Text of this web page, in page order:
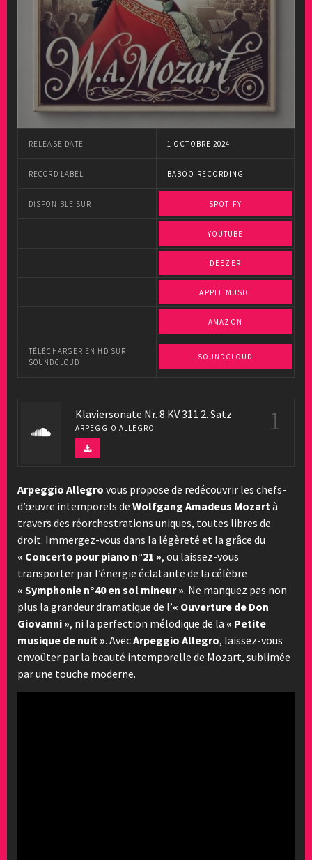
RELEASE DATE 1 OCTOBRE 2024
RECORD LABEL BABOO RECORDING
DISPONIBLE SUR SPOTIFY
YOUTUBE
DEEZER
APPLE MUSIC
AMAZON
TÉLÉCHARGER EN HD SUR
SOUNDCLOUD
SOUNDCLOUD
Klaviersonate Nr. 8 KV 311 2. Satz
ARPEGGIO ALLEGRO 1
Arpeggio Allegro vous propose de redécouvrir les chefs-
d’œuvre intemporels de Wolfgang Amadeus Mozartà
travers des réorchestrations uniques, toutes libres de
droit. Immergez-vous dans la légèreté et la grâce du
« Concerto pour piano n°21 », ou laissez-vous
transporter par l’énergie éclatante de la célèbre
« Symphonie n°40 en sol mineur ». Ne manquez pas non
plus la grandeur dramatique de l’« Ouverture de Don
Giovanni », ni la perfection mélodique de la « Petite
musique de nuit ». AvecArpeggio Allegro, laissez-vous
envoûter par la beauté intemporelle de Mozart, sublimée
par une touche moderne.